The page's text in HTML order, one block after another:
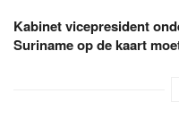
Kabinet vicepresident
Suriname op de kaart